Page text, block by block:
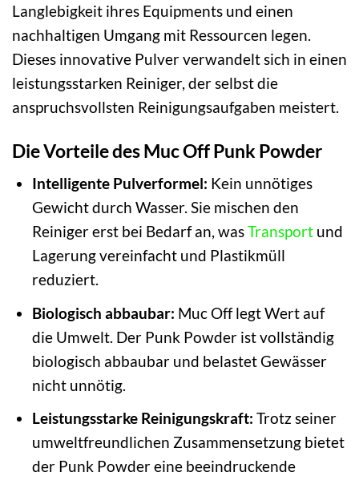
Langlebigkeit ihres Equipments und einen
nachhaltigen Umgang mit Ressourcen legen.
Dieses innovative Pulver verwandelt sich in einen
leistungsstarken Reiniger, der selbst die
anspruchsvollsten Reinigungsaufgaben meistert.
Die Vorteile des Muc Off Punk Powder
Intelligente Pulverformel: Kein unnötiges
Gewicht durch Wasser. Sie mischen den
Reiniger erst bei Bedarf an, wasTransportund
Lagerung vereinfacht und Plastikmüll
reduziert.
Biologisch abbaubar: Muc Off legt Wert auf
die Umwelt. Der Punk Powder ist vollständig
biologisch abbaubar und belastet Gewässer
nicht unnötig.
Leistungsstarke Reinigungskraft: Trotz seiner
umweltfreundlichen Zusammensetzung bietet
der Punk Powder eine beeindruckende